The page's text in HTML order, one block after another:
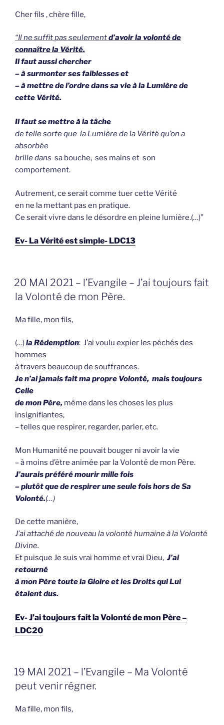
Cher fils , chère fille,
“Il ne suffit pas seulementd’avoir la volonté de
connaître la Vérité.
Il faut aussi chercher
– à surmonter ses faiblesses et
– à mettre de l’ordre dans sa vie à la Lumière de
cette Vérité.
Il faut se mettre à la tâche
de telle sorte que la Lumière de la Vérité qu’on a
absorbée
brille dans sa bouche, ses mains et son
comportement.
Autrement, ce serait comme tuer cette Vérité
en ne la mettant pas en pratique.
Ce serait vivre dans le désordre en pleine lumière.(…)”
Ev- La Vérité est simple- LDC13
GEPLAATST
OP
20 MAI 2021 – l’Evangile – J’ai toujours fait
la Volonté de mon Père.
Ma fille, mon fils,
(…)la Rédemption: J’ai voulu expier les péchés des
hommes
à travers beaucoup de souffrances.
Je n’ai jamais fait ma propre Volonté, mais toujours
Celle
de mon Père, même dans les choses les plus
insignifiantes,
– telles que respirer, regarder, parler, etc.
Mon Humanité ne pouvait bouger ni avoir la vie
– à moins d’être animée par la Volonté de mon Père.
J’aurais préféré mourir mille fois
– plutôt que de respirer une seule fois hors de Sa
Volonté.(…)
De cette manière,
J’ai attaché de nouveau la volonté humaine à la Volonté
Divine.
Et puisque Je suis vrai homme et vrai Dieu, J’ai
retourné
à mon Père toute la Gloire et les Droits qui Lui
étaient dus.
Ev- J’ai toujours fait la Volonté de mon Père –
LDC20
GEPLAATST
OP
19 MAI 2021 – l’Evangile – Ma Volonté
peut venir régner.
Ma fille, mon fils,